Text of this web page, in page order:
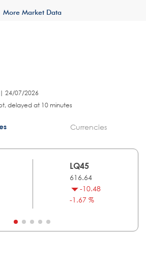
More Market Data
24/07/2026
delayed at 10 minutes
Currencies
LQ45
616.64
-10.48
-1.67 %